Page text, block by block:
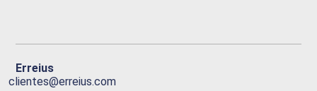
Erreius
clientes@erreius.com